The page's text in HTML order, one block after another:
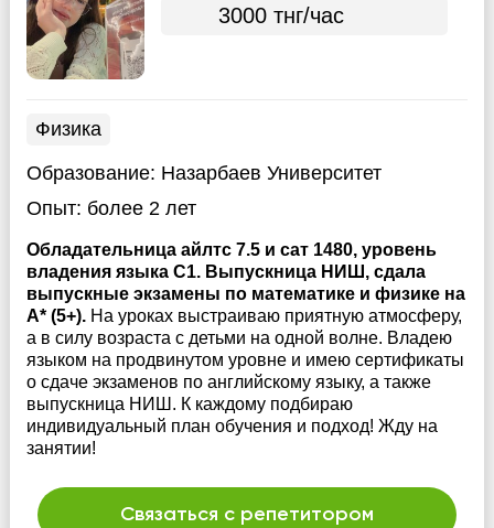
3000 тнг/час
Физика
Образование: Назарбаев Университет
Опыт: более 2 лет
Обладательница айлтс 7.5 и сат 1480, уровень
владения языка С1. Выпускница НИШ, сдала
выпускные экзамены по математике и физике на
A* (5+). На уроках выстраиваю приятную атмосферу,
а в силу возраста с детьми на одной волне. Владею
языком на продвинутом уровне и имею сертификаты
о сдаче экзаменов по английскому языку, а также
выпускница НИШ. К каждому подбираю
индивидуальный план обучения и подход! Жду на
занятии!
Связаться с репетитором